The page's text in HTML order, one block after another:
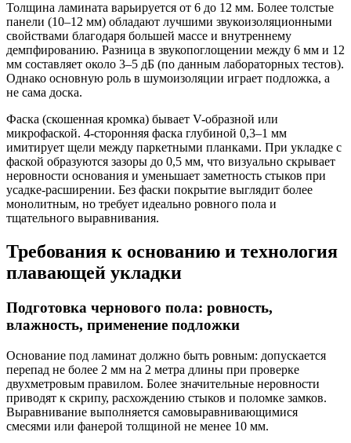
Толщина ламината варьируется от 6 до 12 мм. Более толстые
панели (10–12 мм) обладают лучшими звукоизоляционными
свойствами благодаря большей массе и внутреннему
демпфированию. Разница в звукопоглощении между 6 мм и 12
мм составляет около 3–5 дБ (по данным лабораторных тестов).
Однако основную роль в шумоизоляции играет подложка, а
не сама доска.
Фаска (скошенная кромка) бывает V-образной или
микрофаской. 4-сторонняя фаска глубиной 0,3–1 мм
имитирует щели между паркетными планками. При укладке с
фаской образуются зазоры до 0,5 мм, что визуально скрывает
неровности основания и уменьшает заметность стыков при
усадке-расширении. Без фаски покрытие выглядит более
монолитным, но требует идеально ровного пола и
тщательного выравнивания.
Требования к основанию и технология
плавающей укладки
Подготовка чернового пола: ровность,
влажность, применение подложки
Основание под ламинат должно быть ровным: допускается
перепад не более 2 мм на 2 метра длины при проверке
двухметровым правилом. Более значительные неровности
приводят к скрипу, расхождению стыков и поломке замков.
Выравнивание выполняется самовыравнивающимися
смесями или фанерой толщиной не менее 10 мм.